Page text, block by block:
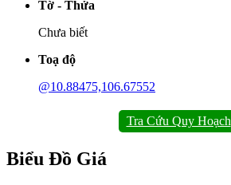
Tờ - Thửa
Chưa biết
Toạ độ
@10.88475,106.67552
Tra Cứu Quy Hoạch
Biểu Đồ Giá